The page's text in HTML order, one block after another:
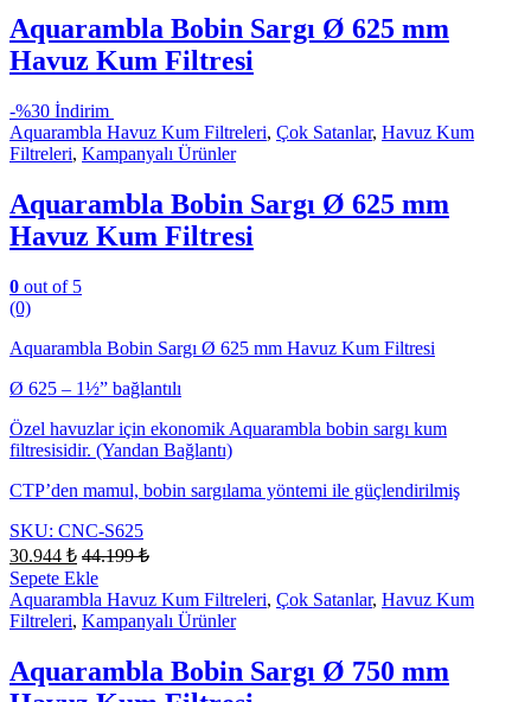
Aquarambla Bobin Sargı Ø 625 mm
Havuz Kum Filtresi
-%30 İndirim
Aquarambla Havuz Kum Filtreleri, Çok Satanlar, Havuz Kum
Filtreleri, Kampanyalı Ürünler
Aquarambla Bobin Sargı Ø 625 mm
Havuz Kum Filtresi
0 out of 5
(0)
Aquarambla Bobin Sargı Ø 625 mm Havuz Kum Filtresi
Ø 625 – 1½” bağlantılı
Özel havuzlar için ekonomik Aquarambla bobin sargı kum
filtresisidir. (Yandan Bağlantı)
CTP’den mamul, bobin sargılama yöntemi ile güçlendirilmiş
SKU: CNC-S625
30.944 ₺ 44.199₺
Sepete Ekle
Aquarambla Havuz Kum Filtreleri, Çok Satanlar, Havuz Kum
Filtreleri, Kampanyalı Ürünler
Aquarambla Bobin Sargı Ø 750 mm